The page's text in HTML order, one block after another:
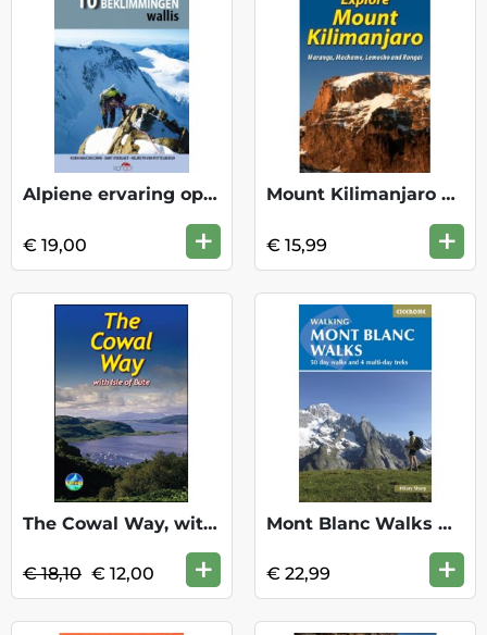
Alpiene ervaring opdoen, Wallis
€ 19,00 +
Mount Kilimanjaro Rucksack
€ 15,99 +
The Cowal Way, with Isle of Bute KOOPJE
€ 18,10 € 12,00 +
Mont Blanc Walks Cicerone
€ 22,99 +